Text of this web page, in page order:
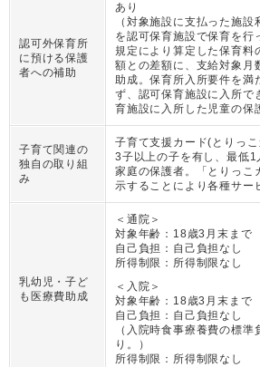
認可外保育所
に預ける保護
者への補助
あり
（ 対象施設に支払った施設
を認可保育施設で保育を行
規定により算定した保育料
額との差額に、支給対象月
助成。保育所入所要件を満
ず、認可保育施設に入所で
育施設に入所した児童の保
子育て関連の
独自の取り組
み
子育て支援カード(とりっ
3子以上の子を有し、最低1
家庭の保護者。「とりっこ
示することにより各種サー
乳幼児・子ど
も医療費助成
＜通院＞
対象年齢： 18歳3月末まで
自己負担： 自己負担なし
所得制限： 所得制限なし
＜入院＞
対象年齢： 18歳3月末まで
自己負担： 自己負担なし
（ 入院時食事療養費の標準
り。
）
所得制限： 所得制限なし